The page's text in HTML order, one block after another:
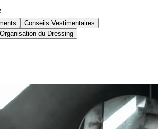
Conseils Vestimentaires
Organisation du Dressing